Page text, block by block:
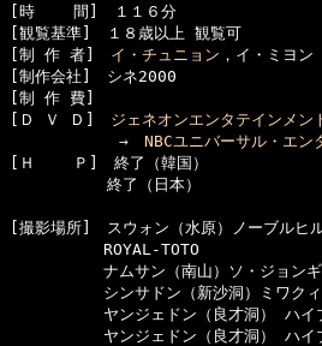
[時    間]　１１６分
[観覧基準]　１８歳以上 観覧可
[制 作 者] イ・チュニョン ，イ・ミヨン
[制作会社]　シネ2000
[制 作 費]
[Ｄ Ｖ Ｄ] ジェネオンエンタテインメン
→ NBCユニバーサル・エン
[Ｈ    Ｐ]　終了（韓国）
  　　　　　終了（日本）
[撮影場所]　スウォン（水原）ノーブルヒ
ROYAL-TOTO
ナムサン（南山）ソ・ジョンギ
シンサドン（新沙洞）ミワクィ
ヤンジェドン（良才洞） ハイブ
ヤンジェドン（良才洞） ハイブ